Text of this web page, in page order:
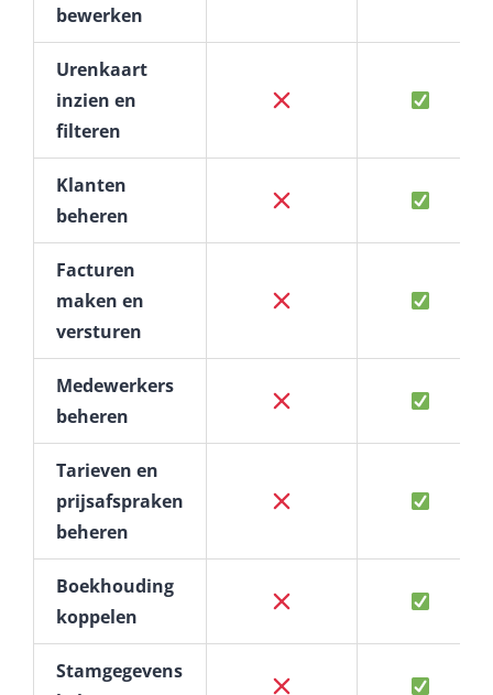
bewerken
Urenkaart
inzien en
filteren
Klanten
beheren
Facturen
maken en
versturen
Medewerkers
beheren
Tarieven en
prijsafspraken
beheren
Boekhouding
koppelen
Stamgegevens